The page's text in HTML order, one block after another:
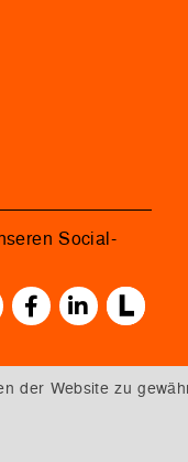
Social-
der Website zu